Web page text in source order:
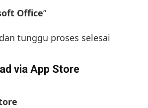
Office”
dan tunggu proses selesai
via App Store